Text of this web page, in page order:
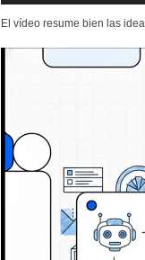
audio
El vídeo resume bien las